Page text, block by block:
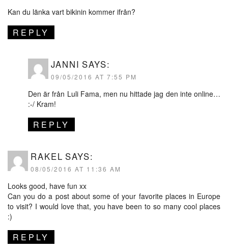
Kan du länka vart bikinin kommer ifrån?
REPLY
JANNI SAYS:
09/05/2016 AT 7:55 PM
Den är från Luli Fama, men nu hittade jag den inte online…
:-/ Kram!
REPLY
RAKEL SAYS:
08/05/2016 AT 11:36 AM
Looks good, have fun xx
Can you do a post about some of your favorite places in Europe
to visit? I would love that, you have been to so many cool places
:)
REPLY